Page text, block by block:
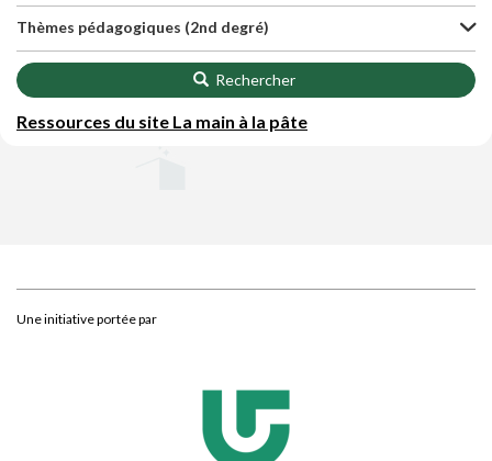
Thèmes pédagogiques (2nd degré)
Rechercher
Ressources du site La main à la pâte
Une initiative portée par